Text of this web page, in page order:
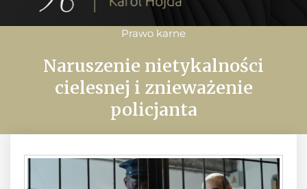
Prawo karne
Naruszenie nietykalności
cielesnej i znieważenie
policjanta